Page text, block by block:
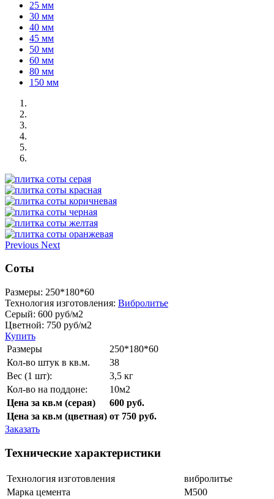
25 мм
30 мм
40 мм
45 мм
50 мм
60 мм
80 мм
150 мм
Previous Next
Соты
Размеры: 250*180*60
Технология изготовления: Вибролитье
Серый: 600 руб/м2
Цветной: 750 руб/м2
Купить
Размеры
250*180*60
Кол-во штук в кв.м.
38
Вес (1 шт):
3,5 кг
Кол-во на поддоне:
10м2
Цена за кв.м (серая)
600 руб.
Цена за кв.м (цветная) от 750 руб.
Заказать
Технические характеристики
Технология изготовления
вибролитье
Марка цемента
М500